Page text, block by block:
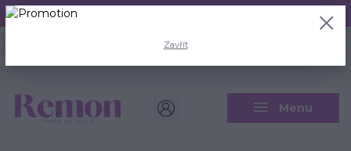
Aktuální doba odeslání je 3 - 5 pracovních dní.
Menu
CZK
Zavřít